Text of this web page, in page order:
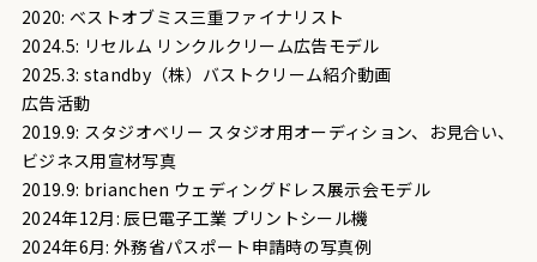
2020: ベストオブミス三重ファイナリスト
2024.5: リセルム リンクルクリーム広告モデル
2025.3: standby（株）バストクリーム紹介動画
広告活動
2019.9: スタジオベリー スタジオ用オーディション、お見合い、
ビジネス用宣材写真
2019.9: brianchen ウェディングドレス展示会モデル
2024年12月: 辰巳電子工業 プリントシール機
2024年6月: 外務省パスポート申請時の写真例